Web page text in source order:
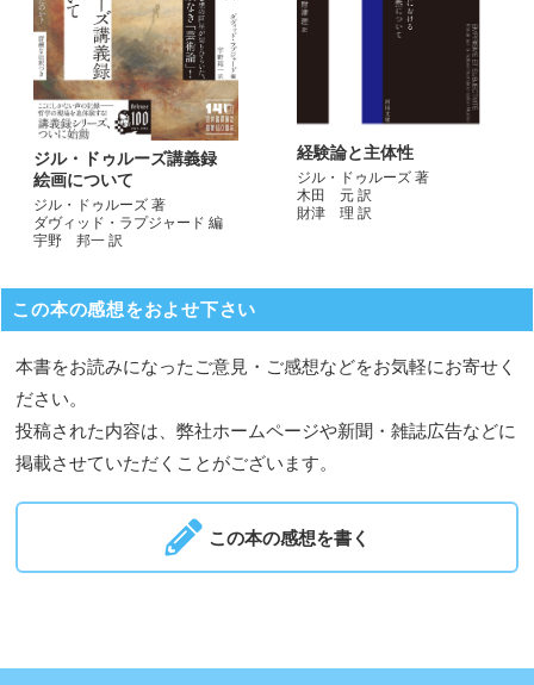
ジル・ドゥルーズ講義録
絵画について
ジル・ドゥルーズ 著
ダヴィッド・ラプジャード 編
宇野 邦一 訳
経験論と主体性
ジル・ドゥルーズ 著
木田 元 訳
財津 理 訳
この本の感想をおよせ下さい
本書をお読みになったご意見・ご感想などをお気軽にお寄せく
ださい。
投稿された内容は、弊社ホームページや新聞・雑誌広告などに
掲載させていただくことがございます。
この本の感想を書く